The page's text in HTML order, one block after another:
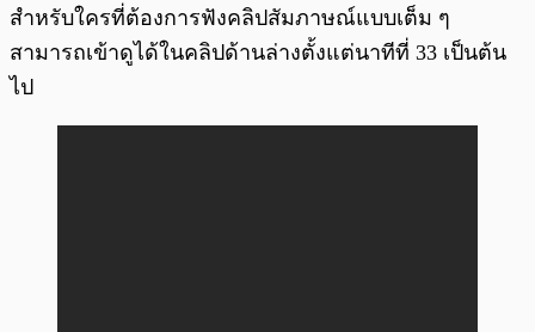
สำหรับใครที่ต้องการฟังคลิปสัมภาษณ์แบบเต็ม ๆ
สามารถเข้าดูได้ในคลิปด้านล่างตั้งแต่นาทีที่ 33 เป็นต้น
ไป